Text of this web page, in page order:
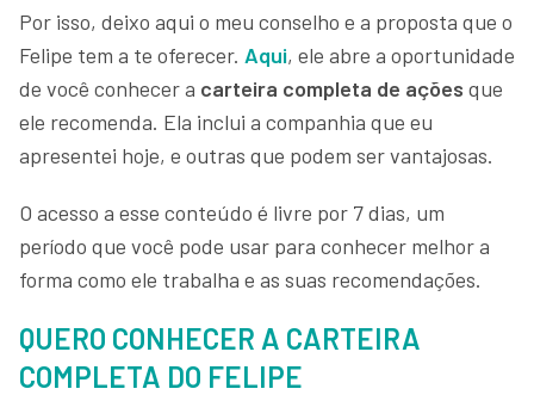
Por isso, deixo aqui o meu conselho e a proposta que o
Felipe tem a te oferecer. Aqui, ele abre a oportunidade
de você conhecer a carteira completa de ações que
ele recomenda. Ela inclui a companhia que eu
apresentei hoje, e outras que podem ser vantajosas.
O acesso a esse conteúdo é livre por 7 dias, um
período que você pode usar para conhecer melhor a
forma como ele trabalha e as suas recomendações.
QUERO CONHECER A CARTEIRA
COMPLETA DO FELIPE